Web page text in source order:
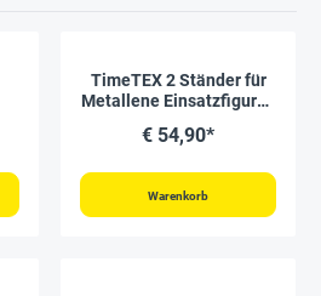
TimeTEX 2 Ständer für
Metallene Einsatzfiguren
€ 54,90*
Warenkorb